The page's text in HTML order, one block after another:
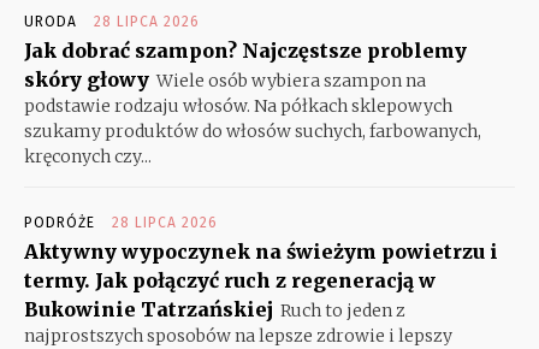
URODA 28 LIPCA 2026
Jak dobrać szampon? Najczęstsze problemy
skóry głowy Wiele osób wybiera szampon na
podstawie rodzaju włosów. Na półkach sklepowych
szukamy produktów do włosów suchych, farbowanych,
kręconych czy...
PODRÓŻE 28 LIPCA 2026
Aktywny wypoczynek na świeżym powietrzu i
termy. Jak połączyć ruch z regeneracją w
Bukowinie Tatrzańskiej Ruch to jeden z
najprostszych sposobów na lepsze zdrowie i lepszy